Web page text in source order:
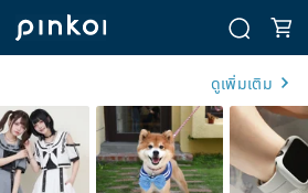
ดูเพิ่มเติม